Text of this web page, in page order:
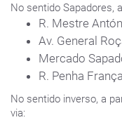
No sentido Sapadores,
R. Mestre
Av. General
Mercado
R. Penha
No sentido inverso, a
via: